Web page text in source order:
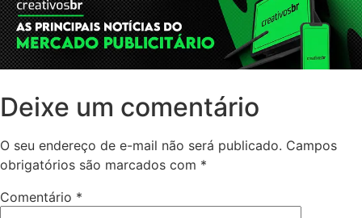
Deixe um comentário
O seu endereço de e-mail não será publicado. Campos
obrigatórios são marcados com *
Comentário *